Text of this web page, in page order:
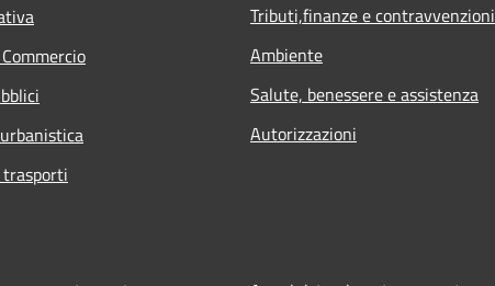
Tributi,finanze e contravvenzioni
Ambiente
Salute, benessere e assistenza
Autorizzazioni